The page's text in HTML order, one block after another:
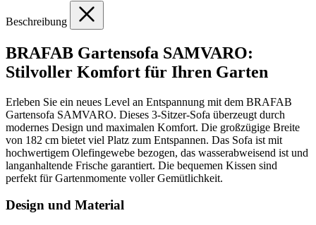
Beschreibung
BRAFAB Gartensofa SAMVARO:
Stilvoller Komfort für Ihren Garten
Erleben Sie ein neues Level an Entspannung mit dem BRAFAB
Gartensofa SAMVARO. Dieses 3-Sitzer-Sofa überzeugt durch
modernes Design und maximalen Komfort. Die großzügige Breite
von 182 cm bietet viel Platz zum Entspannen. Das Sofa ist mit
hochwertigem Olefingewebe bezogen, das wasserabweisend ist und
langanhaltende Frische garantiert. Die bequemen Kissen sind
perfekt für Gartenmomente voller Gemütlichkeit.
Design und Material